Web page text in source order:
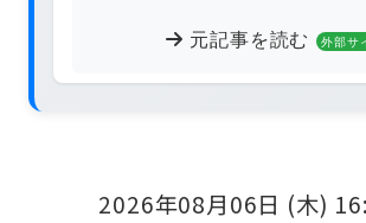
元記事を読む 外部サ
2026年08月06日 (木)